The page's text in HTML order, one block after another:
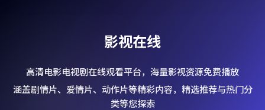
影视在线
高清电影电视剧在线观看平台，海量影视资源免费播放
涵盖剧情片、爱情片、动作片等精彩内容，精选推荐与热门分
类等您探索